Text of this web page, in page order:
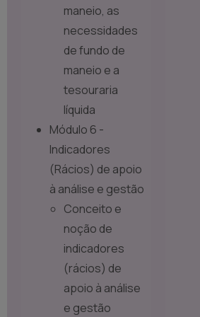
maneio, as
necessidades
de fundo de
maneio e a
tesouraria
líquida
Módulo 6 -
Indicadores
(Rácios) de apoio
à análise e gestão
Conceito e
noção de
indicadores
(rácios) de
apoio à análise
e gestão